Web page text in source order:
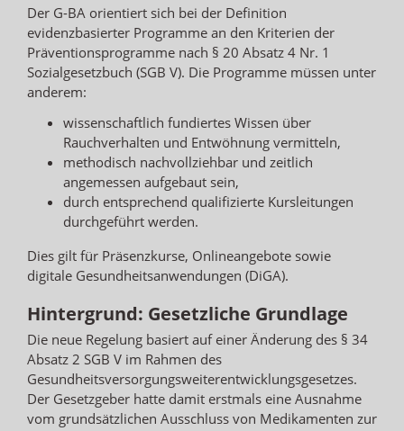
Der G-BA orientiert sich bei der Definition
evidenzbasierter Programme an den Kriterien der
Präventionsprogramme nach § 20 Absatz 4 Nr. 1
Sozialgesetzbuch (SGB V). Die Programme müssen unter
anderem:
wissenschaftlich fundiertes Wissen über
Rauchverhalten und Entwöhnung vermitteln,
methodisch nachvollziehbar und zeitlich
angemessen aufgebaut sein,
durch entsprechend qualifizierte Kursleitungen
durchgeführt werden.
Dies gilt für Präsenzkurse, Onlineangebote sowie
digitale Gesundheitsanwendungen (DiGA).
Hintergrund: Gesetzliche Grundlage
Die neue Regelung basiert auf einer Änderung des § 34
Absatz 2 SGB V im Rahmen des
Gesundheitsversorgungsweiterentwicklungsgesetzes.
Der Gesetzgeber hatte damit erstmals eine Ausnahme
vom grundsätzlichen Ausschluss von Medikamenten zur